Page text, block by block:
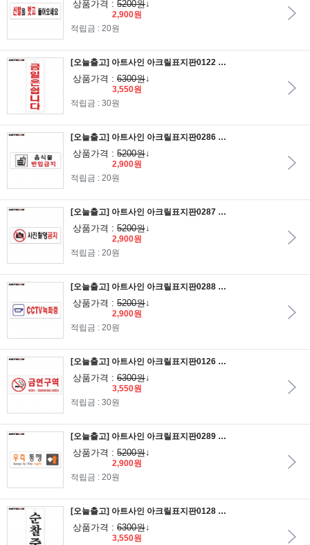
상품가격 : 5200원↓
2,900원
적립금 : 20원
[오늘출고] 아트사인 아크릴표지판0122 금일은쉽니다 27x9.5
상품가격 : 6300원↓
3,550원
적립금 : 30원
[오늘출고] 아트사인 아크릴표지판0286 음식물반입금지 25x8
상품가격 : 5200원↓
2,900원
적립금 : 20원
[오늘출고] 아트사인 아크릴표지판0287 사진촬영금지 25x8
상품가격 : 5200원↓
2,900원
적립금 : 20원
[오늘출고] 아트사인 아크릴표지판0288 CCTV녹화중 25x8
상품가격 : 5200원↓
2,900원
적립금 : 20원
[오늘출고] 아트사인 아크릴표지판0126 금연구역(NON-SM.AREA 27x9.5
상품가격 : 6300원↓
3,550원
적립금 : 30원
[오늘출고] 아트사인 아크릴표지판0289 우측통행 25x8
상품가격 : 5200원↓
2,900원
적립금 : 20원
[오늘출고] 아트사인 아크릴표지판0128 순찰중 연락처 27x9.5
상품가격 : 6300원↓
3,550원